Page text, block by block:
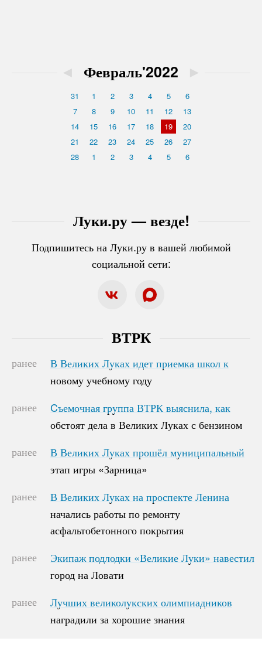
Луки.ру — везде!
Подпишитесь на Луки.ру в вашей любимой
социальной сети:
◄ Февраль'2022 ►
31 1 2 3 4 5
6
7
8 9 10 11 12
13
14
15 16 17 18 19
20
21
22 23 24 25 26
27
28
1 2 3 4 5 6
ВТРК
ранее
В Великих Луках идет приемка школ к
новому учебному году
В Великих Луках идет приемка школ к
новому учебному году
ранее
Cъемочная группа ВТРК выяснила, как
обстоят дела в Великих Луках с бензином
Cъемочная группа ВТРК выяснила, как
обстоят дела в Великих Луках с бензином
ранее
В Великих Луках прошёл муниципальный
этап игры «Зарница»
В Великих Луках прошёл муниципальный
этап игры «Зарница»
ранее
В Великих Луках на проспекте Ленина
начались работы по ремонту
асфальтобетонного покрытия
В Великих Луках на проспекте Ленина
начались работы по ремонту
асфальтобетонного покрытия
ранее
Экипаж подлодки «Великие Луки» навестил
город на Ловати
Экипаж подлодки «Великие Луки» навестил
город на Ловати
ранее
Лучших великолукских олимпиадников
наградили за хорошие знания
Лучших великолукских олимпиадников
наградили за хорошие знания